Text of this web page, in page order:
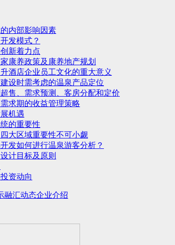
内部影响因素
发模式？
新着力点
康养政策及康养地产规划
酒店企业员工文化的重大意义
设时需考虑的温泉产品定位
售、需求预测、客房分配和定价
求期的收益管理策略
机遇
的重要性
大区域重要性不可小觑
发如何进行温泉游客分析？
计目标及原则
资动向
融汇动态企业介绍